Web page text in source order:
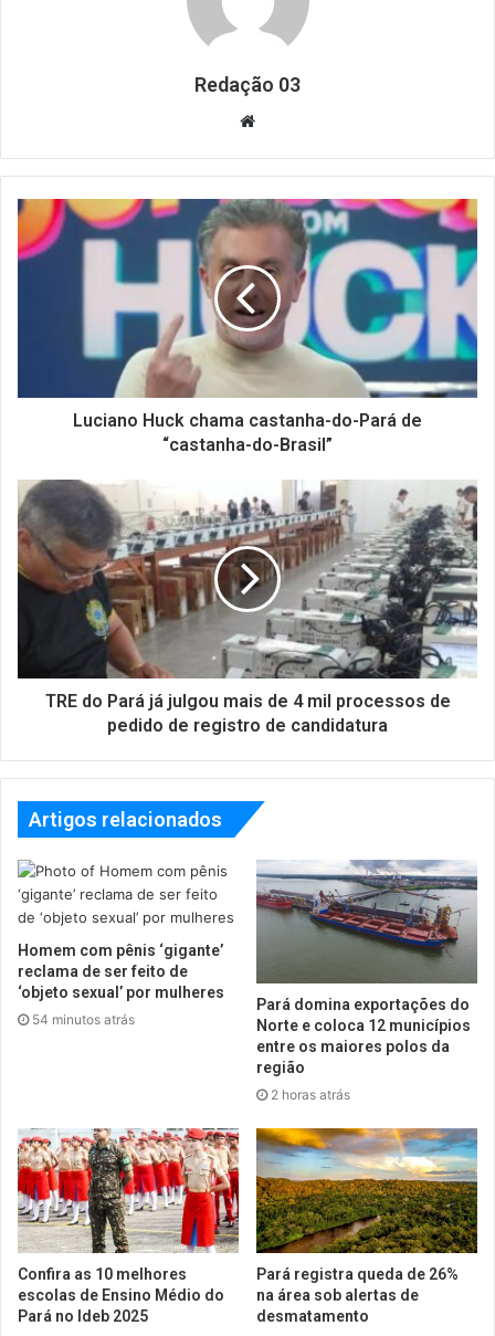
Redação 03
Website
Luciano Huck chama castanha-do-Pará de
“castanha-do-Brasil”
TRE do Pará já julgou mais de 4 mil processos de
pedido de registro de candidatura
Artigos relacionados
Homem com pênis ‘gigante’
reclama de ser feito de
‘objeto sexual’ por mulheres
54 minutos atrás
Pará domina exportações do
Norte e coloca 12 municípios
entre os maiores polos da
região
2 horas atrás
Confira as 10 melhores
escolas de Ensino Médio do
Pará no Ideb 2025
Pará registra queda de 26%
na área sob alertas de
desmatamento